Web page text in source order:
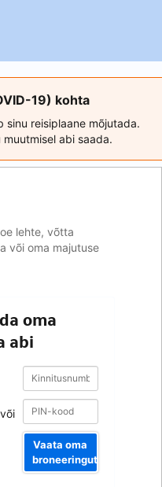
19) kohta
sinu reisiplaane mõjutada.
abi saada.
lehte, võtta
või oma majutuse
oma
abi
või
Kinnitusnumber
Kinnitusnumber
Vaata oma
broneeringut